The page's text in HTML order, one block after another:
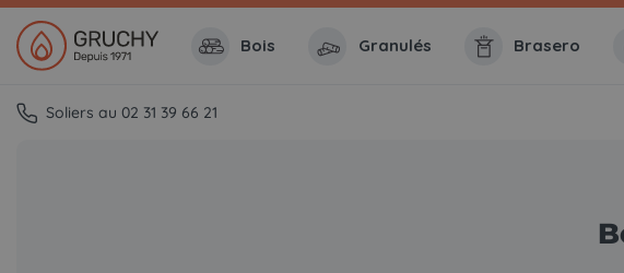
Bois Granulés Brasero
Soliers au 02 31 39 66 21